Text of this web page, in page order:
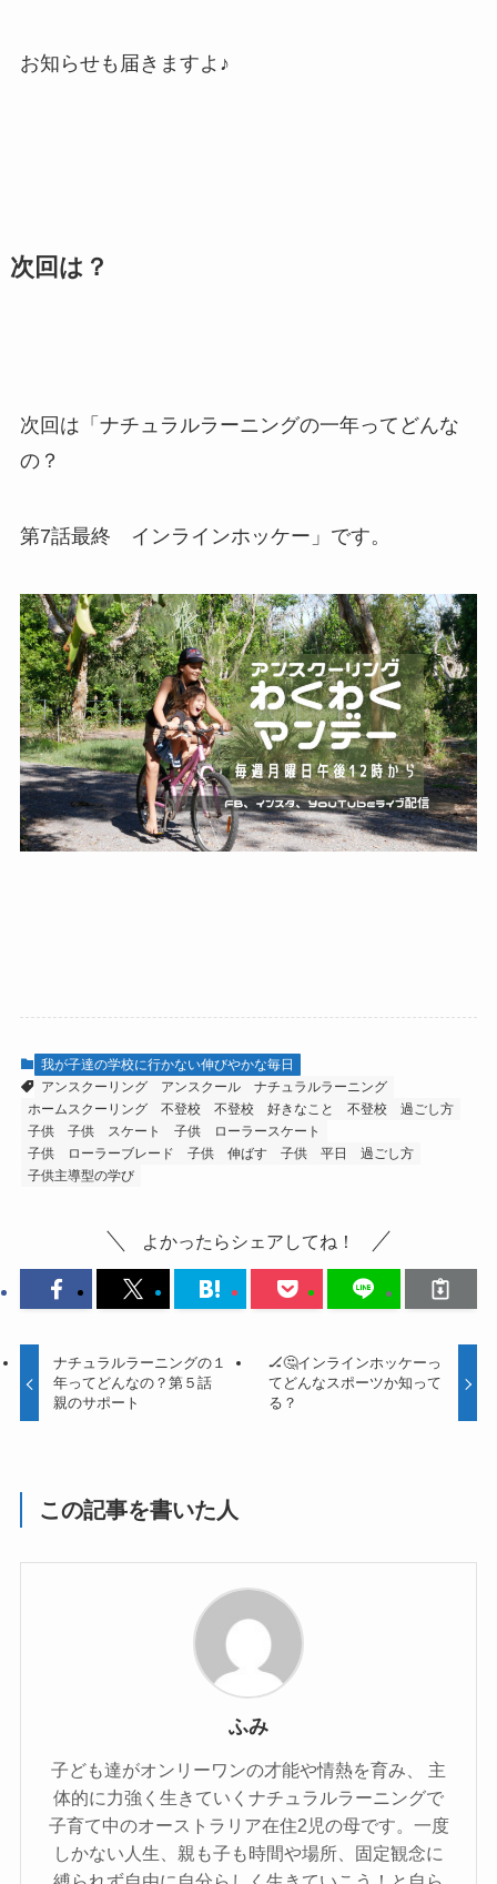
お知らせも届きますよ ♪
次回は？
次回は「ナチュラルラーニングの一年ってどんな
の？
第7話最終 インラインホッケー」です。
我が子達の学校に行かない伸びやかな毎日
アンスクーリング
アンスクール
ナチュラルラーニング
ホームスクーリング
不登校 不登校 好きなこと
不登校 過ごし方
子供
子供 スケート
子供 ローラースケート
子供 ローラーブレード
子供 伸ばす
子供 平日 過ごし方
子供主導型の学び
よかったらシェアしてね！
ナチュラルラーニングの１
年ってどんなの？第５話
親のサポート
🏒🤔インラインホッケーっ
てどんなスポーツか知って
る？
この記事を書いた人
ふみ
子ども達がオンリーワンの才能や情熱を育み、 主
体的に力強く生きていくナチュラルラーニングで
子育て中のオーストラリア在住2児の母です。一度
しかない人生、親も子も時間や場所、固定観念に